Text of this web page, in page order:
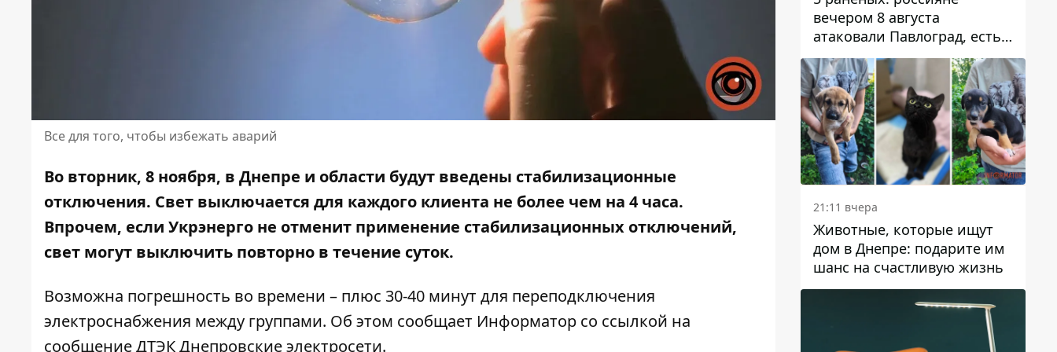
Все для того, чтобы избежать аварий
Во вторник, 8 ноября, в Днепре и области будут введены стабилизационные
отключения. Свет выключается для каждого клиента не более чем на 4 часа.
Впрочем, если Укрэнерго не отменит применение стабилизационных отключений,
свет могут выключить повторно в течение суток.
Возможна погрешность во времени – плюс 30-40 минут для переподключения
электроснабжения между группами. Об этом сообщает Информатор со ссылкой на
сообщение ДТЭК Днепровские электросети.
вечером 8 августа
атаковали Павлоград, есть
возгорание
21:11 вчера
Животные, которые ищут
дом в Днепре: подарите им
шанс на счастливую жизнь